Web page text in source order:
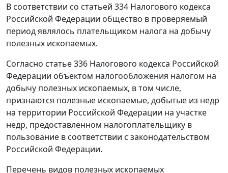
В соответствии со статьей 334 Налогового кодекса
Российской Федерации общество в проверяемый
период являлось плательщиком налога на добычу
полезных ископаемых.
Согласно статье 336 Налогового кодекса Российской
Федерации объектом налогообложения налогом на
добычу полезных ископаемых, в том числе,
признаются полезные ископаемые, добытые из недр
на территории Российской Федерации на участке
недр, предоставленном налогоплательщику в
пользование в соответствии с законодательством
Российской Федерации.
Перечень видов полезных ископаемых